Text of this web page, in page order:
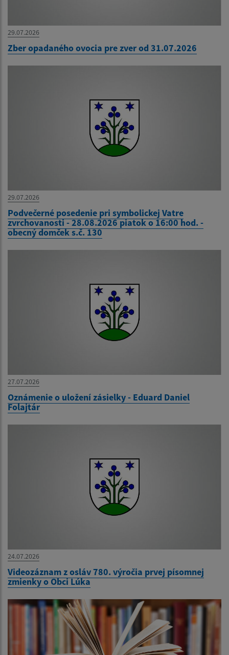
29.07.2026
Zber opadaného ovocia pre zver od 31.07.2026
29.07.2026
Podvečerné posedenie pri symbolickej Vatre
zvrchovanosti - 28.08.2026 piatok o 16:00 hod. -
obecný domček s.č. 130
27.07.2026
Oznámenie o uložení zásielky - Eduard Daniel
Folajtár
24.07.2026
Videozáznam z osláv 780. výročia prvej písomnej
zmienky o Obci Lúka